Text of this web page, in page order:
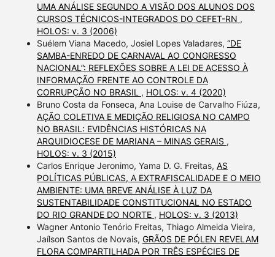
UMA ANÁLISE SEGUNDO A VISÃO DOS ALUNOS DOS
CURSOS TÉCNICOS-INTEGRADOS DO CEFET-RN ,
HOLOS: v. 3 (2006)
Suélem Viana Macedo, Josiel Lopes Valadares, “DE
SAMBA-ENREDO DE CARNAVAL AO CONGRESSO
NACIONAL”: REFLEXÕES SOBRE A LEI DE ACESSO À
INFORMAÇÃO FRENTE AO CONTROLE DA
CORRUPÇÃO NO BRASIL , HOLOS: v. 4 (2020)
Bruno Costa da Fonseca, Ana Louise de Carvalho Fiúza,
AÇÃO COLETIVA E MEDIÇÃO RELIGIOSA NO CAMPO
NO BRASIL: EVIDÊNCIAS HISTÓRICAS NA
ARQUIDIOCESE DE MARIANA – MINAS GERAIS ,
HOLOS: v. 3 (2015)
Carlos Enrique Jeronimo, Yama D. G. Freitas, AS
POLÍTICAS PÚBLICAS, A EXTRAFISCALIDADE E O MEIO
AMBIENTE: UMA BREVE ANÁLISE À LUZ DA
SUSTENTABILIDADE CONSTITUCIONAL NO ESTADO
DO RIO GRANDE DO NORTE , HOLOS: v. 3 (2013)
Wagner Antonio Tenório Freitas, Thiago Almeida Vieira,
Jaílson Santos de Novais, GRÃOS DE PÓLEN REVELAM
FLORA COMPARTILHADA POR TRÊS ESPÉCIES DE